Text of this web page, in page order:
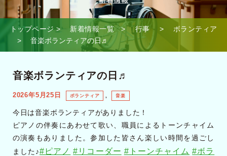
トップページ>新着情報一覧>行事> ボランティア
> 音楽ボランティアの日♬
音楽ボランティアの日♬
2026年5月25日 ボランティア 音楽
今日は音楽ボランティアがありました！
ピアノの伴奏にあわせて歌い、職員によるトーンチャイム
の演奏もありました。参加した皆さん楽しい時間を過ごし
ました♪#ピアノ #リコーダー #トーンチャイム #ボラ